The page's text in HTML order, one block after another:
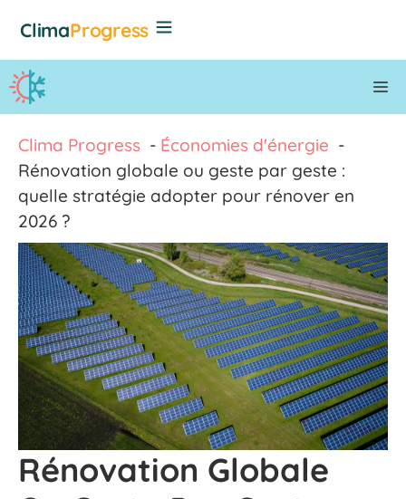
contenu
ClimaProgress
Clima Progress
Économies d'énergie
Rénovation globale ou geste par geste :
quelle stratégie adopter pour rénover en
2026 ?
Rénovation Globale